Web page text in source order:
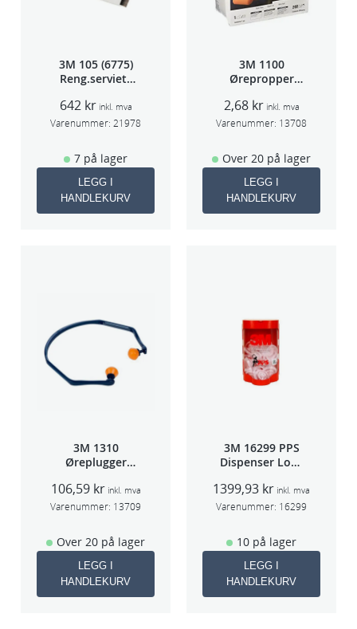
3M 105 (6775)
Reng.serviett
642 kr inkl. mva
Varenummer: 21978
7 på lager
LEGG I
HANDLEKURV
3M 1100
Ørepropper
2,68 kr inkl. mva
Varenummer: 13708
Over 20 på lager
LEGG I
HANDLEKURV
3M 1310
Øreplugger
106,59 kr inkl. mva
Varenummer: 13709
Over 20 på lager
LEGG I
HANDLEKURV
3M 16299 PPS
Dispenser Lokk
Midi)
1399,93 kr inkl. mva
Varenummer: 16299
10 på lager
LEGG I
HANDLEKURV